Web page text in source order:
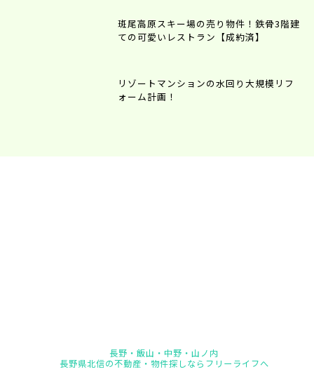
斑尾高原スキー場の売り物件！鉄骨3階建
ての可愛いレストラン【成約済】
リゾートマンションの水回り大規模リフ
ォーム計画！
長野・飯山・中野・山ノ内
長野県北信の不動産・物件探しならフリーライフへ